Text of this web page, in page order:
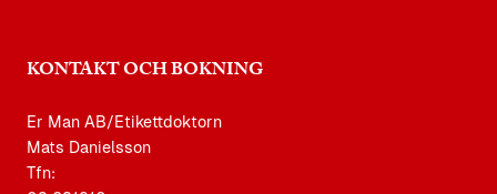
KONTAKT OCH BOKNING
Er Man AB/Etikettdoktorn
Mats Danielsson
Tfn: